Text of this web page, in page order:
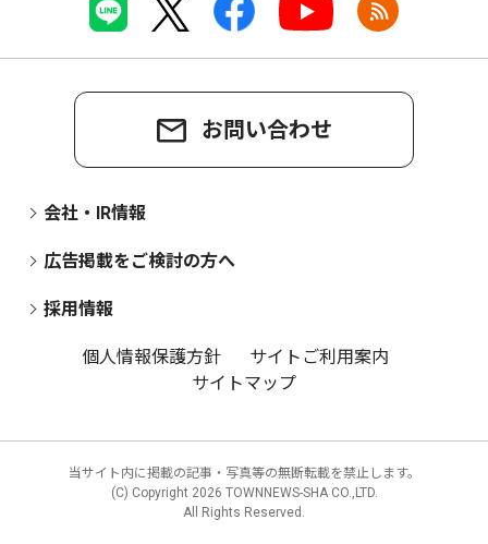
お問い合わせ
会社・IR情報
広告掲載をご検討の方へ
採用情報
個人情報保護方針
サイトご利用案内
サイトマップ
当サイト内に掲載の記事・写真等の無断転載を禁止します。
(C) Copyright 2026 TOWNNEWS-SHA CO.,LTD.
All Rights Reserved.